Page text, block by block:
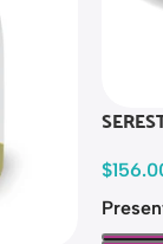
$